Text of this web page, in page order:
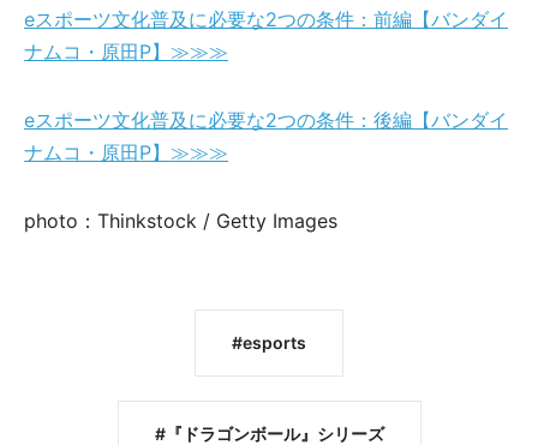
eスポーツ文化普及に必要な2つの条件：前編【バンダイ
ナムコ・原田P】≫≫≫
eスポーツ文化普及に必要な2つの条件：後編【バンダイ
ナムコ・原田P】≫≫≫
photo：Thinkstock / Getty Images
esports
『ドラゴンボール』シリーズ